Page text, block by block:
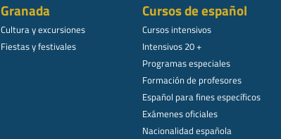
Granada
Cultura y excursiones
Fiestas y festivales
Cursos de español
Cursos intensivos
Intensivos 20 +
Programas especiales
Formación de profesores
Español para fines específicos
Exámenes oficiales
Nacionalidad española